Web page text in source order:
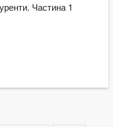
Частина 1